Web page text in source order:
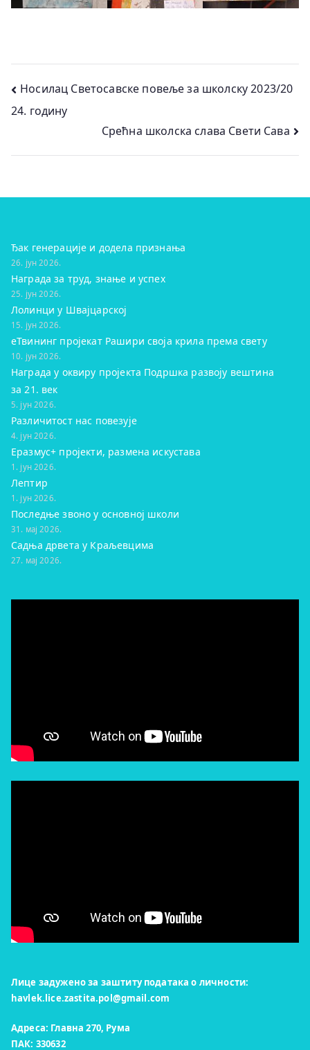
Кретање
чланка
Носилац Светосавске повеље за школску 2023/20
24. годину
Срећна школска слава Свети Сава
Ђак генерације и додела признања
26. јун 2026.
Награда за труд, знање и успех
25. јун 2026.
Лолинци у Швајцарској
15. јун 2026.
eТвининг пројекат Рашири своја крила према свету
10. јун 2026.
Награда у оквиру пројекта Подршка развоју вештина
за 21. век
5. јун 2026.
Различитост нас повезује
4. јун 2026.
Еразмус+ пројекти, размена искустава
1. јун 2026.
Лептир
1. јун 2026.
Последње звоно у основној школи
31. мај 2026.
Садња дрвета у Краљевцима
27. мај 2026.
Лице задужено за заштиту података о личности:
havlek.lice.zastita.pol@gmail.com
Адреса: Главна 270, Рума
ПАК: 330632